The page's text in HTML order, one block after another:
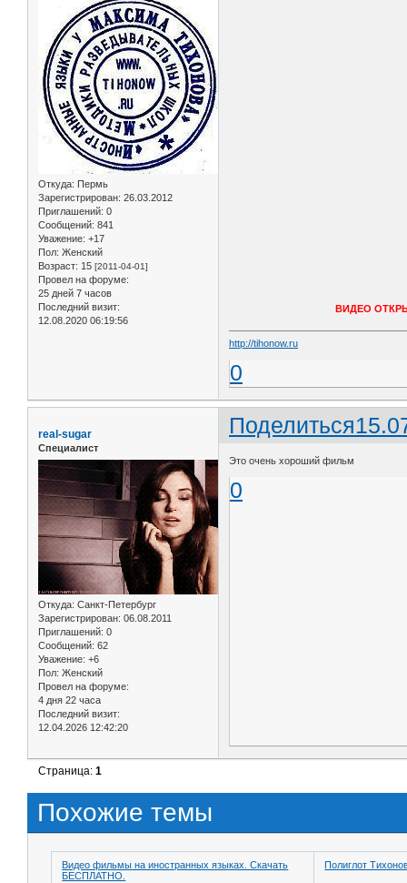
Откуда: Пермь
Зарегистрирован: 26.03.2012
Приглашений: 0
Сообщений: 841
Уважение: +17
Пол: Женский
Возраст: 15 [2011-04-01]
Провел на форуме:
25 дней 7 часов
Последний визит:
12.08.2020 06:19:56
ВИДЕО
http://tihonow.ru
0
Поделиться
real-sugar
Специалист
Откуда: Санкт-Петербург
Зарегистрирован: 06.08.2011
Приглашений: 0
Сообщений: 62
Уважение: +6
Пол: Женский
Провел на форуме:
4 дня 22 часа
Последний визит:
12.04.2026 12:42:20
Это очень хороший фильм
0
Страница:1
Похожие темы
Видео фильмы на иностранных языках. Скачать
БЕСПЛАТНО.
Полиглот